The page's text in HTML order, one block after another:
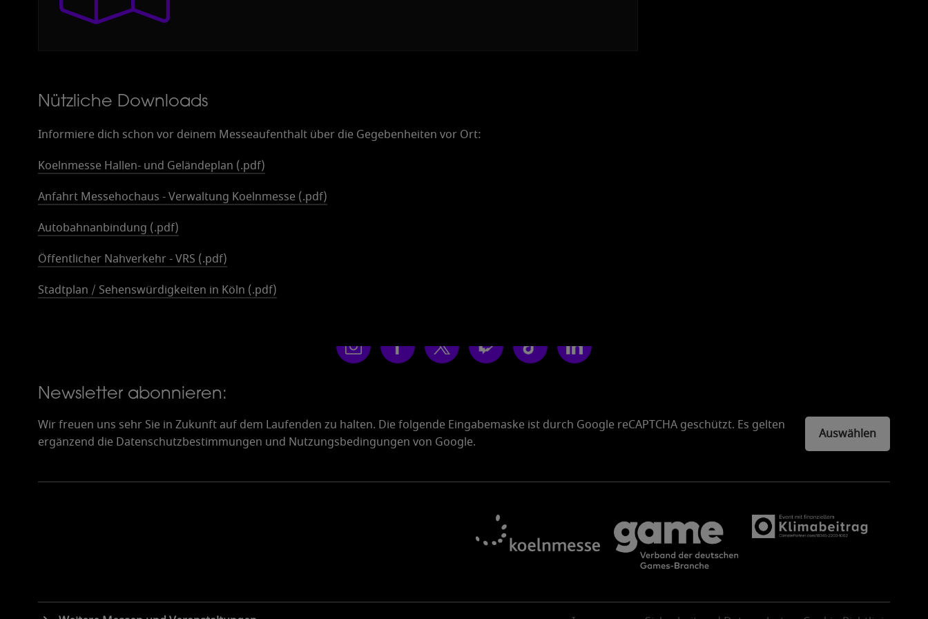
Nützliche Downloads
Informiere dich schon vor deinem Messeaufenthalt über die Gegebenheiten vor Ort:
Koelnmesse Hallen- und Geländeplan (.pdf)
Anfahrt Messehochaus - Verwaltung Koelnmesse (.pdf)
Autobahnanbindung (.pdf)
Öffentlicher Nahverkehr - VRS (.pdf)
Stadtplan / Sehenswürdigkeiten in Köln (.pdf)
Newsletter abonnieren:
Wir freuen uns sehr Sie in Zukunft auf dem Laufenden zu halten. Die folgende Eingabemaske ist durch Google reCAPTCHA geschützt. Es gelten
ergänzend die Datenschutzbestimmungen und Nutzungsbedingungen von Google.
Auswählen